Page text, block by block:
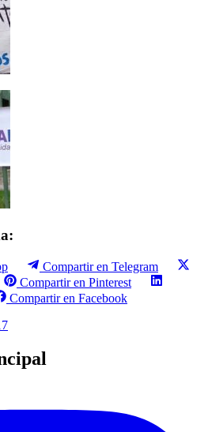
Compartir en Telegram
Compartir en Pinterest
Compartir en Facebook